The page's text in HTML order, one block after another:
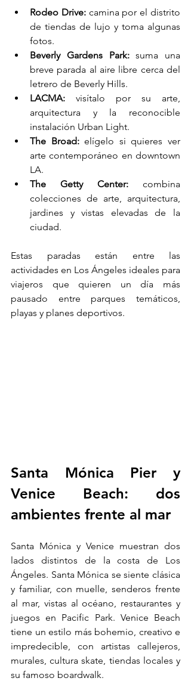
Rodeo Drive: camina por el distrito
de tiendas de lujo y toma algunas
fotos.
Beverly Gardens Park: suma una
breve parada al aire libre cerca del
letrero de Beverly Hills.
LACMA: visítalo por su arte,
arquitectura y la reconocible
instalación Urban Light.
The Broad: elígelo si quieres ver
arte contemporáneo en downtown
LA.
The Getty Center: combina
colecciones de arte, arquitectura,
jardines y vistas elevadas de la
ciudad.
Estas paradas están entre las
actividades en Los Ángeles ideales para
viajeros que quieren un día más
pausado entre parques temáticos,
playas y planes deportivos.
Santa Mónica Pier y
Venice Beach: dos
ambientes frente al mar
Santa Mónica y Venice muestran dos
lados distintos de la costa de Los
Ángeles. Santa Mónica se siente clásica
y familiar, con muelle, senderos frente
al mar, vistas al océano, restaurantes y
juegos en Pacific Park. Venice Beach
tiene un estilo más bohemio, creativo e
impredecible, con artistas callejeros,
murales, cultura skate, tiendas locales y
su famoso boardwalk.